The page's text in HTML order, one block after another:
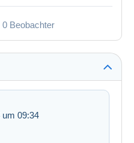
0 Beobachter
um 09:34